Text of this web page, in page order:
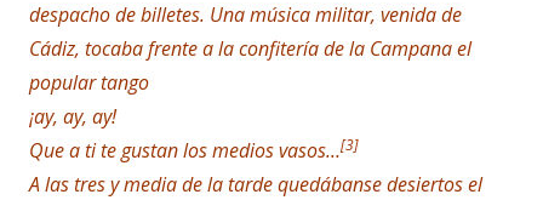
despacho de billetes. Una música militar, venida de
Cádiz, tocaba frente a la confitería de la Campana el
popular tango
¡ay, ay, ay!
Que a ti te gustan los medios vasos…[3]
A las tres y media de la tarde quedábanse desiertos el